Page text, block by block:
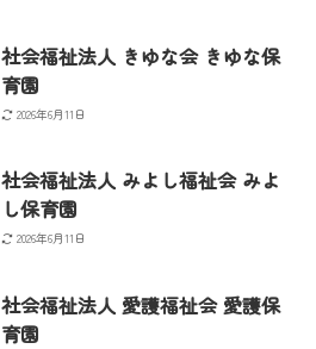
社会福祉法人 きゆな会 きゆな保
育園
2026年6月11日
社会福祉法人 みよし福祉会 みよ
し保育園
2026年6月11日
社会福祉法人 愛護福祉会 愛護保
育園